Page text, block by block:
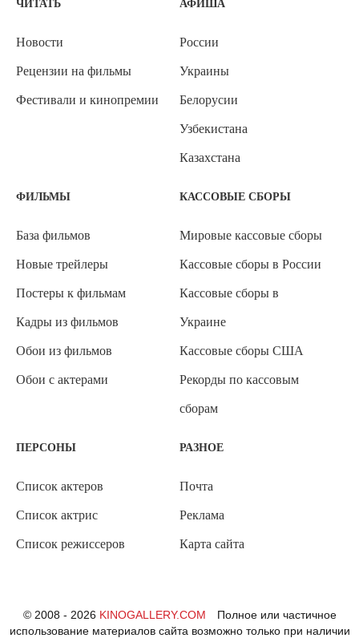
ЧИТАТЬ
Новости
Рецензии на фильмы
Фестивали и кинопремии
АФИША
России
Украины
Белорусии
Узбекистана
Казахстана
ФИЛЬМЫ
База фильмов
Новые трейлеры
Постеры к фильмам
Кадры из фильмов
Обои из фильмов
Обои с актерами
КАССОВЫЕ СБОРЫ
Мировые кассовые сборы
Кассовые сборы в России
Кассовые сборы в
Украине
Кассовые сборы США
Рекорды по кассовым
сборам
ПЕРСОНЫ
Список актеров
Список актрис
Список режиссеров
РАЗНОЕ
Почта
Реклама
Карта сайта
© 2008 - 2026 KINOGALLERY.COM
Полное или частичное
использование материалов сайта возможно только при наличии